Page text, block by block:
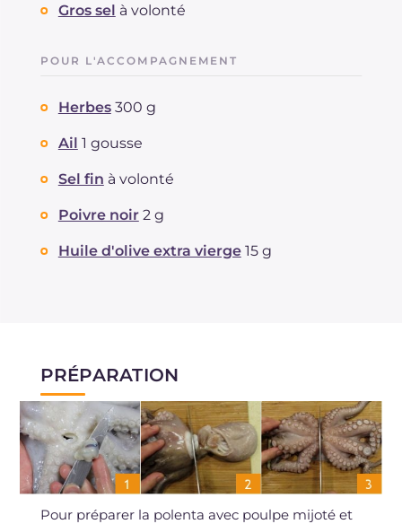
Gros sel à volonté
POUR L'ACCOMPAGNEMENT
Herbes 300 g
Ail 1 gousse
Sel fin à volonté
Poivre noir 2 g
Huile d'olive extra vierge 15 g
PRÉPARATION
Pour préparer la polenta avec poulpe mijoté et